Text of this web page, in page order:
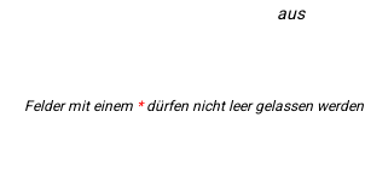
aus
Felder mit einem *dürfen nicht leer gelassen werden